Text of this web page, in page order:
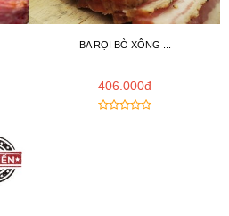
BA RỌI BÒ XÔNG ...
406.000đ